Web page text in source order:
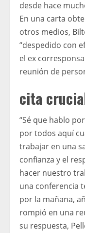
desde hace
En una carta
otros medios,
“despedido con
el ex
reunión de
cita
“Sé que hablo
por todos aquí
trabajar en una
confianza y el
hacer nuestro
una conferencia
por la mañana,
rompió en una
su respuesta,